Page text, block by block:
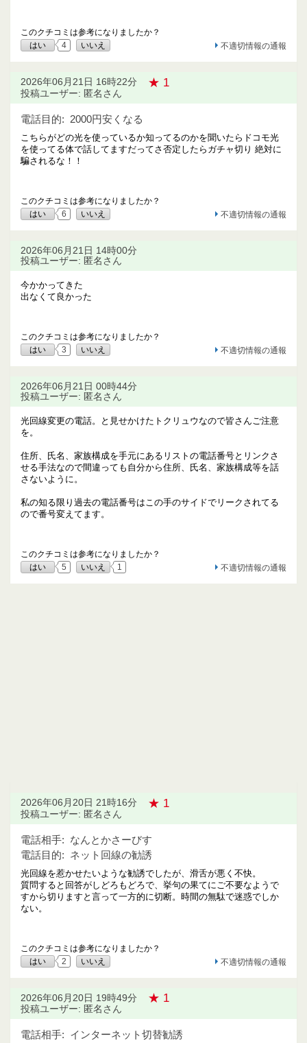
このクチコミは参考になりましたか？
はい
4 いいえ 不適切情報の通報
2026年06月21日 16時22分 ★ 1
投稿ユーザー: 匿名さん
電話目的: 2000円安くなる
こちらがどの光を使っているか知ってるのかを聞いたらドコモ光
を使ってる体で話してますだってさ否定したらガチャ切り 絶対に
騙されるな！！
このクチコミは参考になりましたか？
はい
6 いいえ 不適切情報の通報
2026年06月21日 14時00分
投稿ユーザー: 匿名さん
今かかってきた
出なくて良かった
このクチコミは参考になりましたか？
はい
3 いいえ 不適切情報の通報
2026年06月21日 00時44分
投稿ユーザー: 匿名さん
光回線変更の電話。と見せかけたトクリュウなので皆さんご注意
を。
住所、氏名、家族構成を手元にあるリストの電話番号とリンクさ
せる手法なので間違っても自分から住所、氏名、家族構成等を話
さないように。
私の知る限り過去の電話番号はこの手のサイドでリークされてる
ので番号変えてます。
このクチコミは参考になりましたか？
はい
5 いいえ 1 不適切情報の通報
2026年06月20日 21時16分 ★ 1
投稿ユーザー: 匿名さん
電話相手: なんとかさーびす
電話目的: ネット回線の勧誘
光回線を惹かせたいような勧誘でしたが、滑舌が悪く不快。
質問すると回答がしどろもどろで、挙句の果てにご不要なようで
すから切りますと言って一方的に切断。時間の無駄で迷惑でしか
ない。
このクチコミは参考になりましたか？
はい
2 いいえ 不適切情報の通報
2026年06月20日 19時49分 ★ 1
投稿ユーザー: 匿名さん
電話相手: インターネット切替勧誘